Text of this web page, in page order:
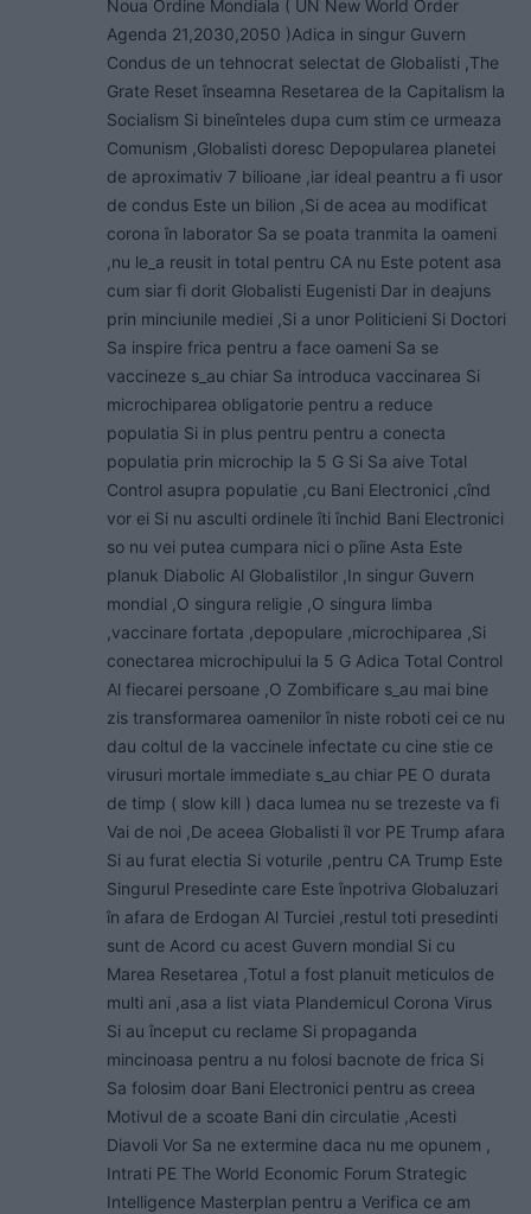
Noua Ordine Mondiala ( UN New World Order
Agenda 21,2030,2050 )Adica in singur Guvern
Condus de un tehnocrat selectat de Globalisti ,The
Grate Reset înseamna Resetarea de la Capitalism la
Socialism Si bineînteles dupa cum stim ce urmeaza
Comunism ,Globalisti doresc Depopularea planetei
de aproximativ 7 bilioane ,iar ideal peantru a fi usor
de condus Este un bilion ,Si de acea au modificat
corona în laborator Sa se poata tranmita la oameni
,nu le_a reusit in total pentru CA nu Este potent asa
cum siar fi dorit Globalisti Eugenisti Dar in deajuns
prin minciunile mediei ,Si a unor Politicieni Si Doctori
Sa inspire frica pentru a face oameni Sa se
vaccineze s_au chiar Sa introduca vaccinarea Si
microchiparea obligatorie pentru a reduce
populatia Si in plus pentru pentru a conecta
populatia prin microchip la 5 G Si Sa aive Total
Control asupra populatie ,cu Bani Electronici ,cînd
vor ei Si nu asculti ordinele îti închid Bani Electronici
so nu vei putea cumpara nici o pîine Asta Este
planuk Diabolic Al Globalistilor ,In singur Guvern
mondial ,O singura religie ,O singura limba
,vaccinare fortata ,depopulare ,microchiparea ,Si
conectarea microchipului la 5 G Adica Total Control
Al fiecarei persoane ,O Zombificare s_au mai bine
zis transformarea oamenilor în niste roboti cei ce nu
dau coltul de la vaccinele infectate cu cine stie ce
virusuri mortale immediate s_au chiar PE O durata
de timp ( slow kill ) daca lumea nu se trezeste va fi
Vai de noi ,De aceea Globalisti îl vor PE Trump afara
Si au furat electia Si voturile ,pentru CA Trump Este
Singurul Presedinte care Este înpotriva Globaluzari
în afara de Erdogan Al Turciei ,restul toti presedinti
sunt de Acord cu acest Guvern mondial Si cu
Marea Resetarea ,Totul a fost planuit meticulos de
multi ani ,asa a list viata Plandemicul Corona Virus
Si au început cu reclame Si propaganda
mincinoasa pentru a nu folosi bacnote de frica Si
Sa folosim doar Bani Electronici pentru as creea
Motivul de a scoate Bani din circulatie ,Acesti
Diavoli Vor Sa ne extermine daca nu me opunem ,
Intrati PE The World Economic Forum Strategic
Intelligence Masterplan pentru a Verifica ce am